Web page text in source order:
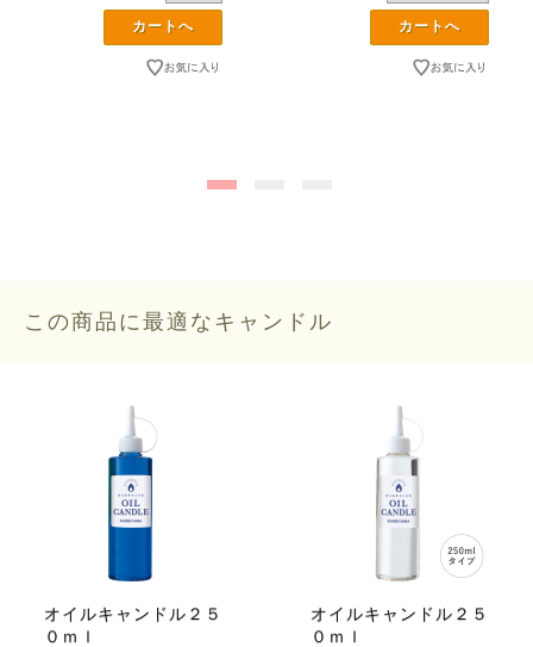
この商品に最適なキャンドル
オイルキャンドル２５
０ｍｌ
オイルキャンドル２５
０ｍｌ